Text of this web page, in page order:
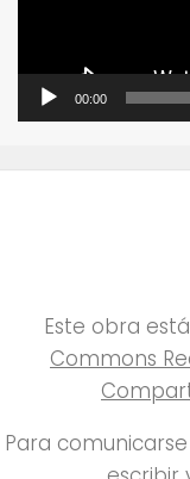
00:00
Este obra
Commons
Para